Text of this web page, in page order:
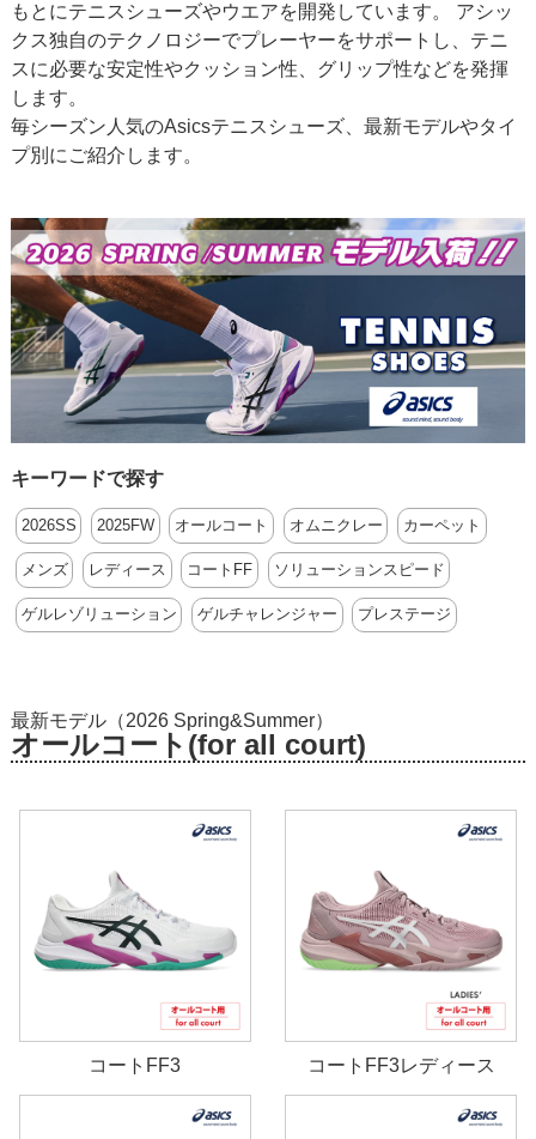
もとにテニスシューズやウエアを開発しています。 アシッ
クス独自のテクノロジーでプレーヤーをサポートし、テニ
スに必要な安定性やクッション性、グリップ性などを発揮
します。
毎シーズン人気のAsicsテニスシューズ、最新モデルやタイ
プ別にご紹介します。
キーワードで探す
2026SS 2025FW オールコート オムニクレー カーペット
メンズ レディース コートFF ソリューションスピード
ゲルレゾリューション ゲルチャレンジャー プレステージ
最新モデル（2026 Spring&Summer）
オールコート(for all court)
コートFF3 コートFF3レディース